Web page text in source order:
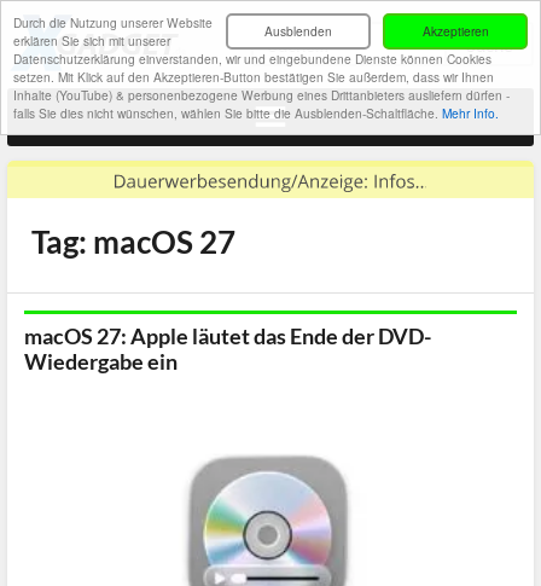
Akzeptieren
Ausblenden
Durch die Nutzung unserer Website
erklären Sie sich mit unserer
Datenschutzerklärung einverstanden, wir und eingebundene Dienste können Cookies
setzen. Mit Klick auf den Akzeptieren-Button bestätigen Sie außerdem, dass wir Ihnen
Inhalte (YouTube) & personenbezogene Werbung eines Drittanbieters ausliefern dürfen -
falls Sie dies nicht wünschen, wählen Sie bitte die Ausblenden-Schaltfläche. Mehr Info.
Tag: macOS 27
macOS 27: Apple läutet das Ende der DVD-
Wiedergabe ein